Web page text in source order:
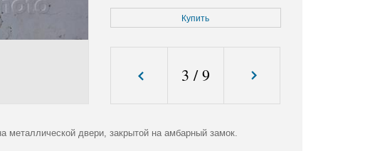
Купить
3 /9
двери, закрытой на амбарный замок.